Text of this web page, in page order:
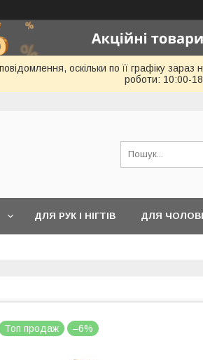
оскільки по її графіку
роботи: 10:00-
ДЛЯ РУК І НІГТІВ ДЛЯ
Топ продаж –6%